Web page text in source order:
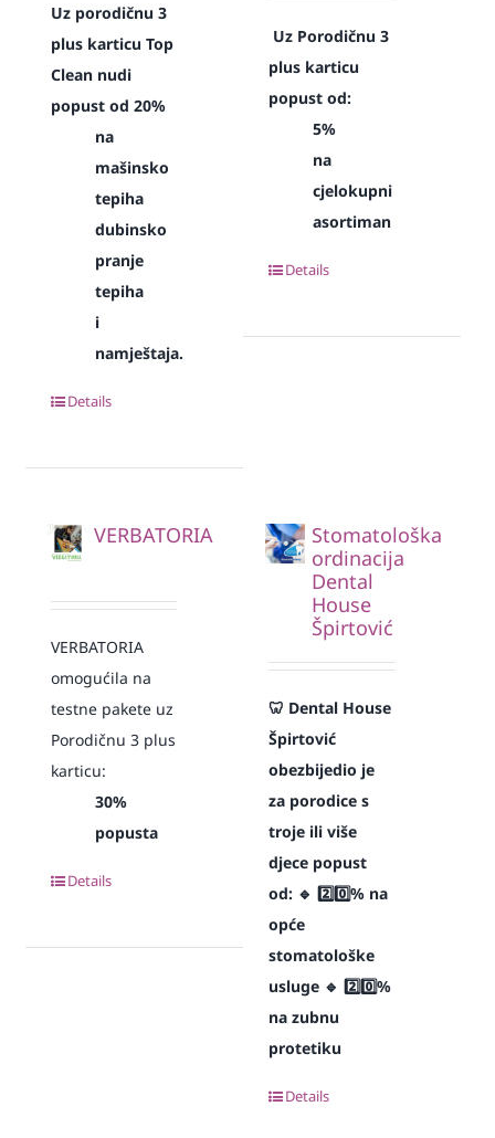
Uz porodičnu 3
plus karticu Top
Clean nudi
popust od 20%
na
mašinsko
tepiha
dubinsko
pranje
tepiha
i
namještaja.
Details
Uz Porodičnu 3
plus karticu
popust od:
5%
na
cjelokupni
asortiman
Details
VERBATORIA
VERBATORIA
omogućila na
testne pakete uz
Porodičnu 3 plus
karticu:
30%
popusta
Details
Stomatološka
ordinacija
Dental
House
Špirtović
🦷 Dental House
Špirtović
obezbijedio je
za porodice s
troje ili više
djece popust
od: 🔹 2️⃣0️⃣% na
opće
stomatološke
usluge 🔹 2️⃣0️⃣%
na zubnu
protetiku
Details